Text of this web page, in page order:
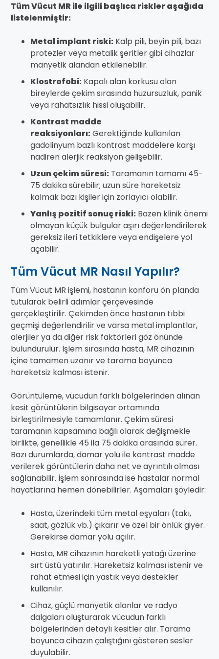
Tüm Vücut MR ile ilgili başlıca riskler aşağıda
listelenmiştir:
Metal implant riski: Kalp pili, beyin pili, bazı
protezler veya metalik şeritler gibi cihazlar
manyetik alandan etkilenebilir.
Klostrofobi: Kapalı alan korkusu olan
bireylerde çekim sırasında huzursuzluk, panik
veya rahatsızlık hissi oluşabilir.
Kontrast madde
reaksiyonları:Gerektiğinde kullanılan
gadolinyum bazlı kontrast maddelere karşı
nadiren alerjik reaksiyon gelişebilir.
Uzun çekim süresi: Taramanın tamamı 45-
75 dakika sürebilir; uzun süre hareketsiz
kalmak bazı kişiler için zorlayıcı olabilir.
Yanlış pozitif sonuç riski: Bazen klinik önemi
olmayan küçük bulgular aşırı değerlendirilerek
gereksiz ileri tetkiklere veya endişelere yol
açabilir.
Tüm Vücut MR Nasıl Yapılır?
Tüm Vücut MR işlemi, hastanın konforu ön planda
tutularak belirli adımlar çerçevesinde
gerçekleştirilir. Çekimden önce hastanın tıbbi
geçmişi değerlendirilir ve varsa metal implantlar,
alerjiler ya da diğer risk faktörleri göz önünde
bulundurulur. İşlem sırasında hasta, MR cihazının
içine tamamen uzanır ve tarama boyunca
hareketsiz kalması istenir.
Görüntüleme, vücudun farklı bölgelerinden alınan
kesit görüntülerin bilgisayar ortamında
birleştirilmesiyle tamamlanır. Çekim süresi
taramanın kapsamına bağlı olarak değişmekle
birlikte, genellikle 45 ila 75 dakika arasında sürer.
Bazı durumlarda, damar yolu ile kontrast madde
verilerek görüntülerin daha net ve ayrıntılı olması
sağlanabilir. İşlem sonrasında ise hastalar normal
hayatlarına hemen dönebilirler. Aşamaları şöyledir:
Hasta, üzerindeki tüm metal eşyaları (takı,
saat, gözlük vb.) çıkarır ve özel bir önlük giyer.
Gerekirse damar yolu açılır.
Hasta, MR cihazının hareketli yatağı üzerine
sırt üstü yatırılır. Hareketsiz kalması istenir ve
rahat etmesi için yastık veya destekler
kullanılır.
Cihaz, güçlü manyetik alanlar ve radyo
dalgaları oluşturarak vücudun farklı
bölgelerinden detaylı kesitler alır. Tarama
boyunca cihazın çalıştığını gösteren sesler
duyulabilir.